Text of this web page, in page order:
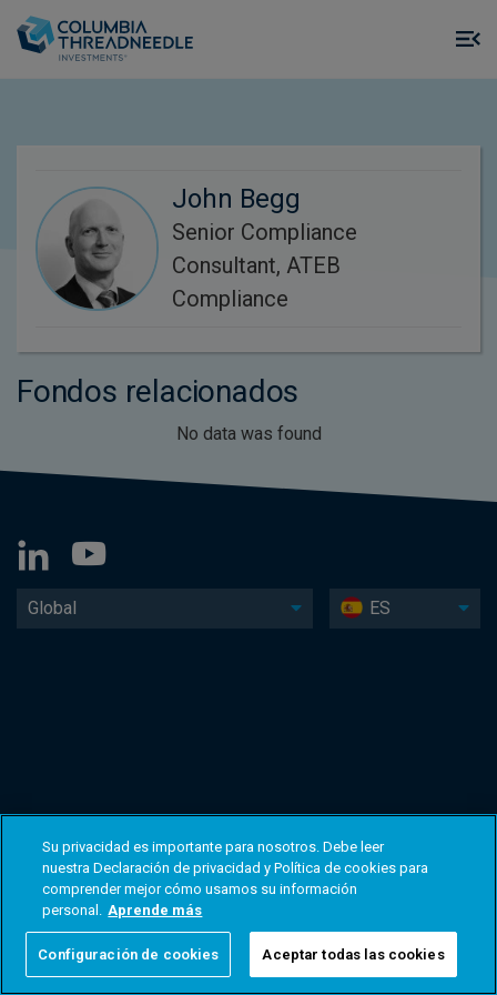
John Begg
Senior Compliance
Consultant, ATEB
Compliance
Fondos relacionados
No data was found
Global ES
Su privacidad es importante para nosotros. Debe leer
nuestra Declaración de privacidad y Política de cookies para
comprender mejor cómo usamos su información
personal. Aprende más
Configuración de cookies Aceptar todas las cookies